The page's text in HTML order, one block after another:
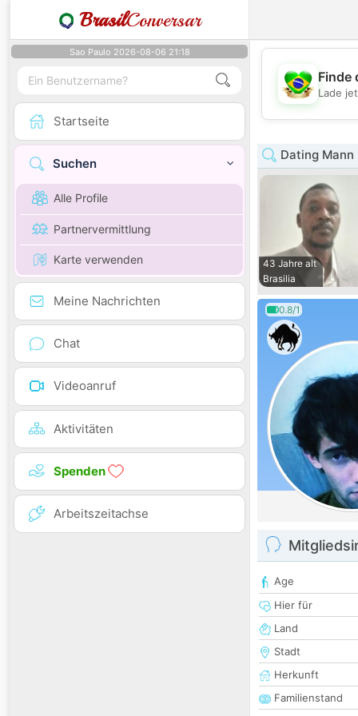
BrasilConversar
Sao Paulo 2026-08-06 21:18
Startseite
Suchen
Alle Profile
Partnervermittlung
Karte verwenden
Meine Nachrichten
Chat
Videoanruf
Aktivitäten
Spenden
Arbeitszeitachse
Finde
Lade
Dating Mann
43 Jahre alt
Brasilia
0.8/1
Age
Hier für
Land
Stadt
Herkunft
Familienstand